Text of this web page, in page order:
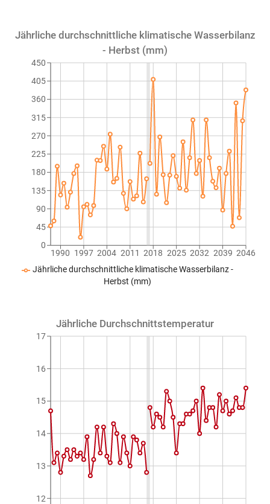
Jährliche durchschnittliche klimatische Wasserbilanz
- Herbst (mm)
1990 1997 2004 2011 2018 2025 2032 2039 2046
0
45
90
135
180
225
270
315
360
405
450
Jährliche durchschnittliche klimatische Wasserbilanz -
Herbst (mm)
Jährliche Durchschnittstemperatur
12
13
14
15
16
17